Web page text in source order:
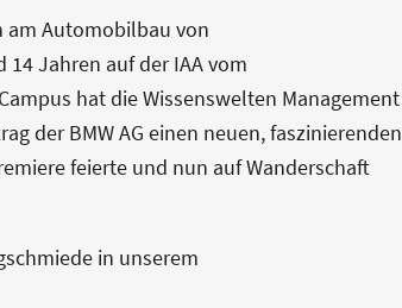
am Automobilbau von
Jahren auf der IAA vom
hat die Wissenswelten Management
der BMW AG einen neuen, faszinierenden
feierte und nun auf Wanderschaft
in unserem